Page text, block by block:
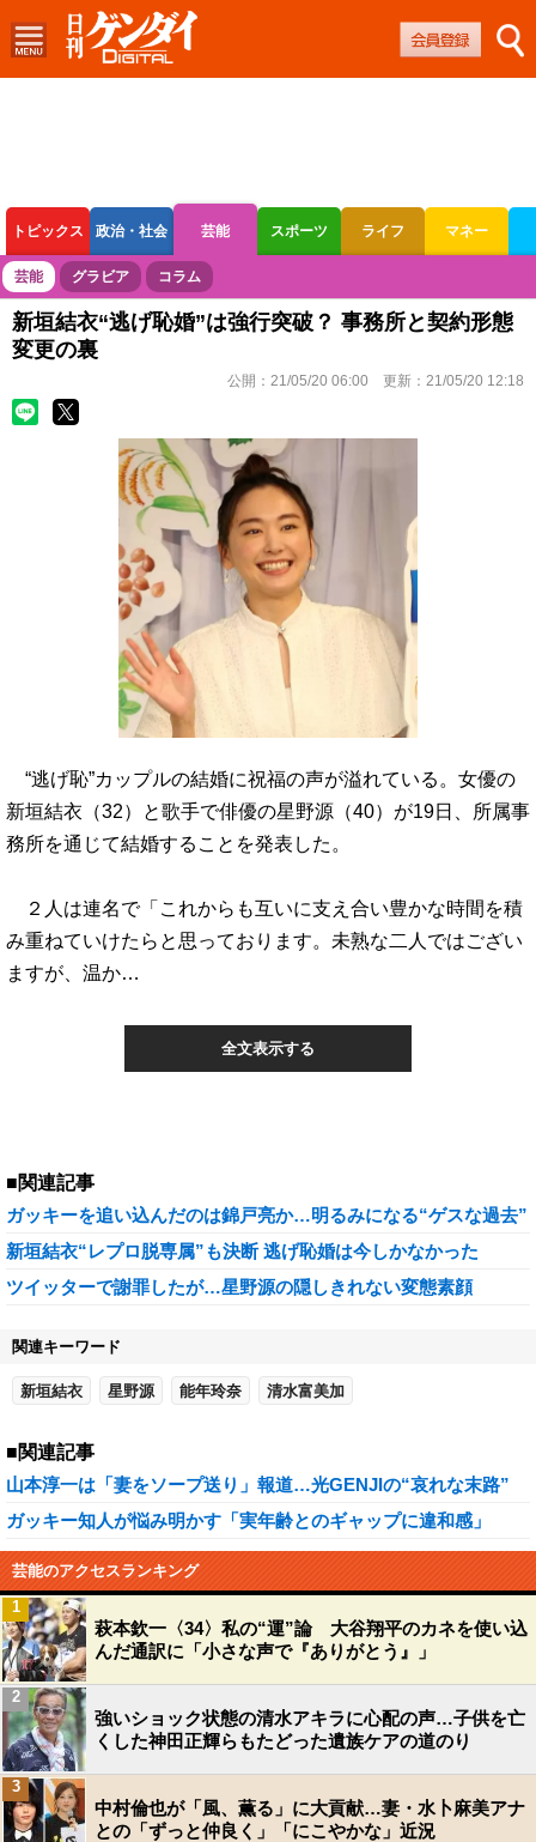
トピックス 政治・社会 芸能 スポーツ ライフ マネー
ボートレース 競輪 オートレース
芸能 グラビア コラム
新垣結衣“逃げ恥婚”は強行突破？ 事務所と契約形態
変更の裏
公開： 21/05/20 06:00 更新： 21/05/20 12:18
“逃げ恥”カップルの結婚に祝福の声が溢れている。女優の
新垣結衣（32）と歌手で俳優の星野源（40）が19日、所属事
務所を通じて結婚することを発表した。
２人は連名で「これからも互いに支え合い豊かな時間を積
み重ねていけたらと思っております。未熟な二人ではござい
ますが、温か…
全文表示する
■関連記事
ガッキーを追い込んだのは錦戸亮か…明るみになる“ゲスな過去”
新垣結衣“レプロ脱専属”も決断 逃げ恥婚は今しかなかった
ツイッターで謝罪したが…星野源の隠しきれない変態素顔
関連キーワード
新垣結衣 星野源 能年玲奈 清水富美加
■関連記事
山本淳一は「妻をソープ送り」報道…光GENJIの“哀れな末路”
ガッキー知人が悩み明かす「実年齢とのギャップに違和感」
芸能のアクセスランキング
萩本欽一〈34〉私の“運”論 大谷翔平のカネを使い込
んだ通訳に「小さな声で『ありがとう』」
1
強いショック状態の清水アキラに心配の声…子供を亡
くした神田正輝らもたどった遺族ケアの道のり
2
中村倫也が「風、薫る」に大貢献…妻・水卜麻美アナ
との「ずっと仲良く」「にこやかな」近況
3